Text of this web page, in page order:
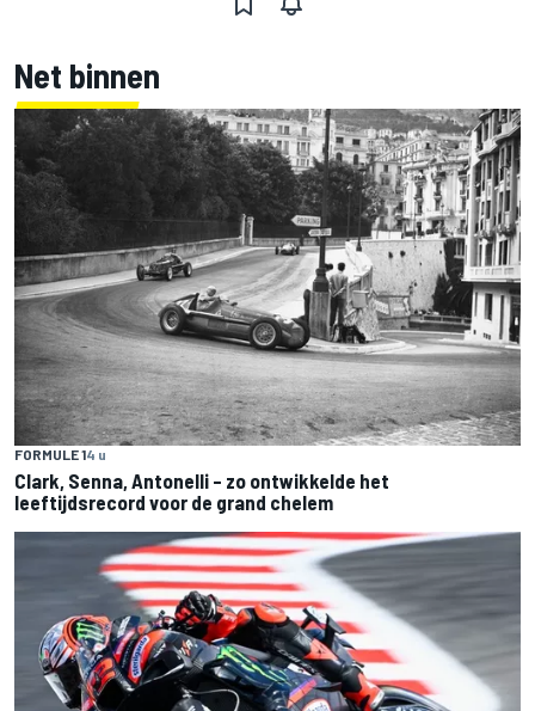
Net binnen
FORMULE 14 u
Clark, Senna, Antonelli – zo ontwikkelde het
leeftijdsrecord voor de grand chelem